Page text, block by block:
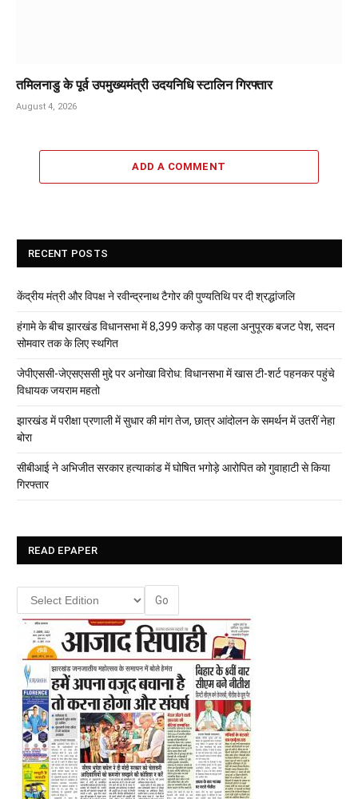
तमिलनाडु के पूर्व उपमुख्यमंत्री उदयनिधि स्टालिन गिरफ्तार
August 4, 2026
ADD A COMMENT
RECENT POSTS
केंद्रीय मंत्री और विपक्ष ने रवीन्द्रनाथ टैगोर की पुण्यतिथि पर दी श्रद्धांजलि
हंगामे के बीच झारखंड विधानसभा में 8,399 करोड़ का पहला अनुपूरक बजट पेश, सदन
सोमवार तक के लिए स्थगित
जेपीएससी-जेएसएससी मुद्दे पर अनोखा विरोध: विधानसभा में खास टी-शर्ट पहनकर पहुंचे
विधायक जयराम महतो
झारखंड में परीक्षा प्रणाली में सुधार की मांग तेज, छात्र आंदोलन के समर्थन में उतरीं नेहा
बोरा
सीबीआई ने अभिजीत सरकार हत्याकांड में घोषित भगोड़े आरोपित को गुवाहाटी से किया
गिरफ्तार
READ EPAPER